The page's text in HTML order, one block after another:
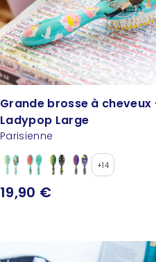
Grande brosse à cheveux
Ladypop Large
Parisienne
+14
19,90 €